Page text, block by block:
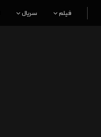
فیلم سریال